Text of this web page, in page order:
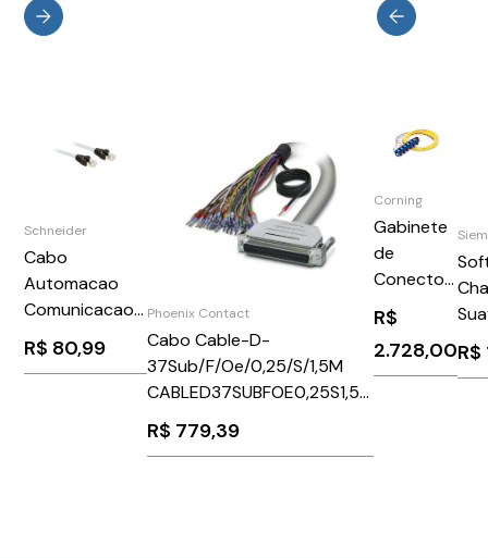
Schneider
Cabo
Automacao
Comunicacao
Modbus C/
Conector Rj45
R$ 80,99
Phoenix Contact
Cabo Cable-D-
37Sub/F/Oe/0,25/S/1,5M
CABLED37SUBFOE0,25S1,5M
Phoenix Contact 2926247
R$ 779,39
Corning
Gabinete
de
Conector
com
Rabicho
CCH-
CP12-59-
R$
2.728,00R$